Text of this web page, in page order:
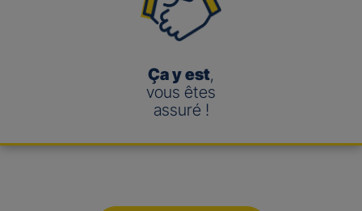
Ça y est,
vous êtes
assuré !